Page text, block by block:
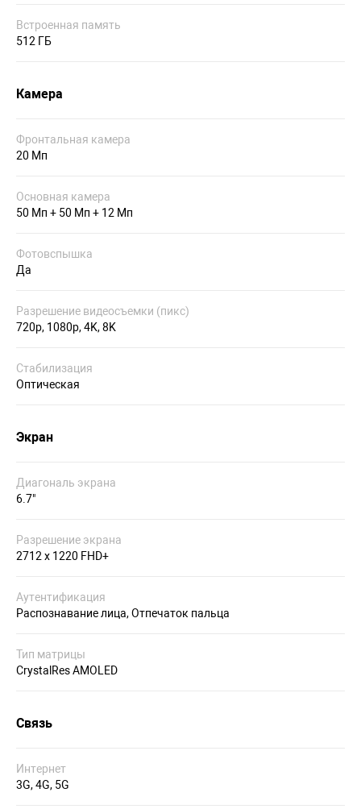
Встроенная память
512 ГБ
Камера
Фронтальная камера
20 Мп
Основная камера
50 Мп + 50 Мп + 12 Мп
Фотовспышка
Да
Разрешение видеосъемки (пикс)
720p, 1080p, 4K, 8K
Стабилизация
Оптическая
Экран
Диагональ экрана
6.7"
Разрешение экрана
2712 x 1220 FHD+
Аутентификация
Распознавание лица, Отпечаток пальца
Тип матрицы
CrystalRes AMOLED
Связь
Интернет
3G, 4G, 5G